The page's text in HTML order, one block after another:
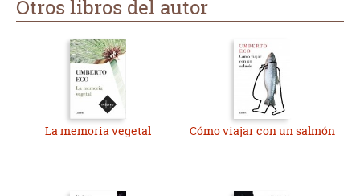
Otros libros del autor
La memoria vegetal Cómo viajar con un salmón